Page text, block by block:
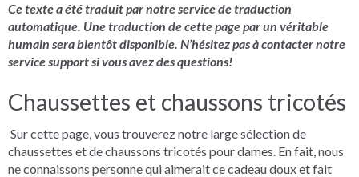
Ce texte a été traduit par notre service de traduction
automatique. Une traduction de cette page par un véritable
humain sera bientôt disponible. N’hésitez pas à contacter notre
service support si vous avez des questions!
Chaussettes et chaussons tricotés
Sur cette page, vous trouverez notre large sélection de
chaussettes et de chaussons tricotés pour dames. En fait, nous
ne connaissons personne qui aimerait ce cadeau doux et fait